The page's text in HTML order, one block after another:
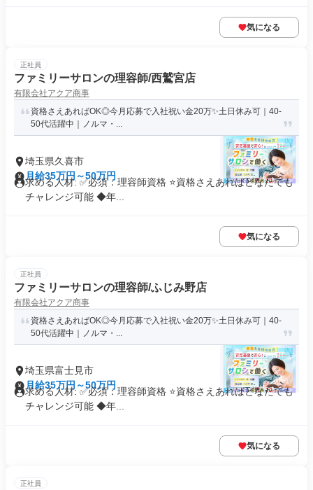
気になる
正社員
ファミリーサロンの理容師/西鷲宮店
有限会社アクア商事
資格さえあればOK◎今月応募で入社祝い金20万✨️土日休み可｜40-
50代活躍中｜ノルマ・...
埼玉県久喜市
月給35万円～50万円
求める人材: ✅必須：理容師資格 ⭐️資格さえあればどなたでも
チャレンジ可能 ◆年...
気になる
正社員
ファミリーサロンの理容師/ふじみ野店
有限会社アクア商事
資格さえあればOK◎今月応募で入社祝い金20万✨️土日休み可｜40-
50代活躍中｜ノルマ・...
埼玉県富士見市
月給35万円～50万円
求める人材: ✅必須：理容師資格 ⭐️資格さえあればどなたでも
チャレンジ可能 ◆年...
気になる
正社員